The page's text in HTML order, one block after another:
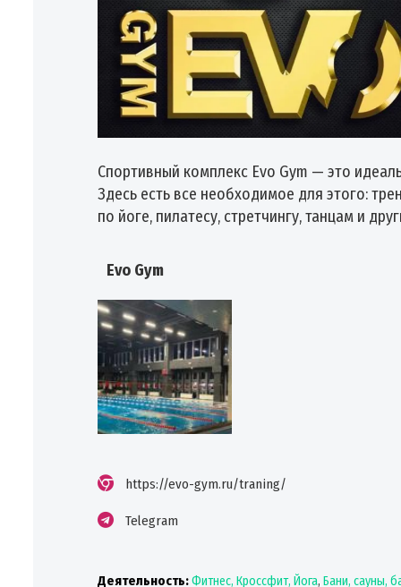
Спортивный комплекс Evo Gym — это
Здесь есть все необходимое для этого:
по йоге, пилатесу, стретчингу, танцам и
Evo Gym
https://evo-gym.ru/traning/
Telegram
Деятельность:Фитнес, Кроссфит, Йога, Бани, сауны,